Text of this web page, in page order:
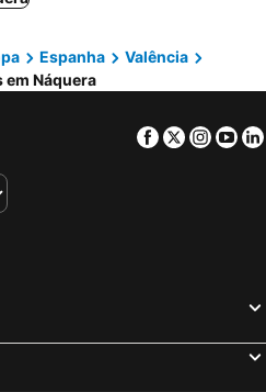
Port Azafata Valencia
ESTIMAR Marina Farnals
B&B HOTEL Valencia Aeropuerto
Hotel Aviación
Espanha
Valência
Náquera
Facebook
Twitter